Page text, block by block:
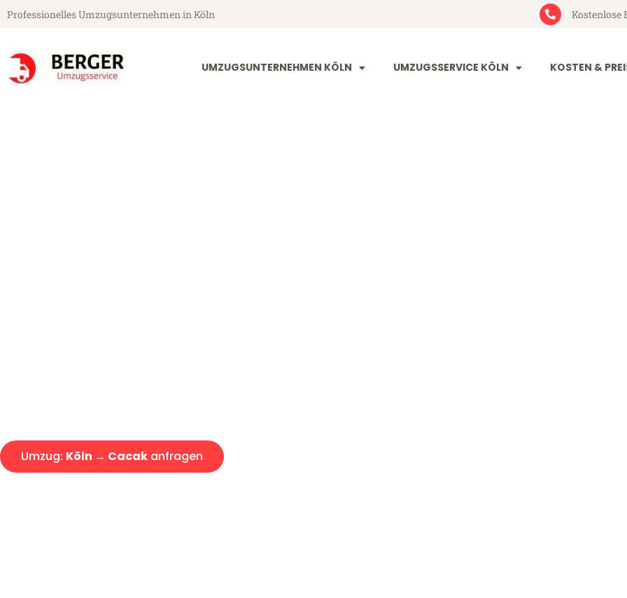
Professionelles Umzugsunternehmen in Köln Kostenlose
UMZUGSUNTERNEHMEN KÖLN UMZUGSSERVICE KÖLN KOSTEN &
Umzug: Köln → Cacak anfragen